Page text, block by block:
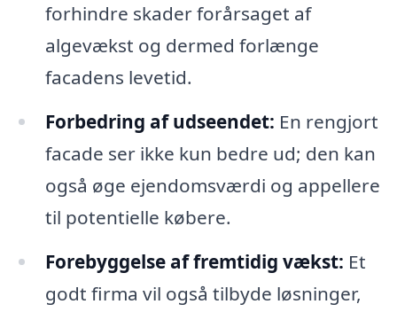
forhindre skader forårsaget af
algevækst og dermed forlænge
facadens levetid.
Forbedring af udseendet: En rengjort
facade ser ikke kun bedre ud; den kan
også øge ejendomsværdi og appellere
til potentielle købere.
Forebyggelse af fremtidig vækst: Et
godt firma vil også tilbyde løsninger,